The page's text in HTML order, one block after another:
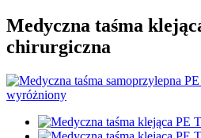
Medyczna taśma
chirurgiczna